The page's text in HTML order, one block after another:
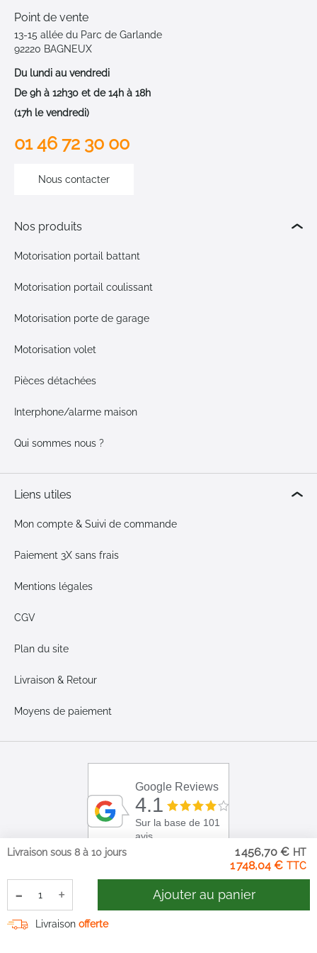
1 748,04 €
1 456,70 €
Livraison sous 8 à 10 jours
- + Ajouter au panier
Livraison offerte
Point de vente
13-15 allée du Parc de Garlande
92220 BAGNEUX
Du lundi au vendredi
De 9h à 12h30 et de 14h à 18h
(17h le vendredi)
01 46 72 30 00
Nous contacter
Nos produits
Motorisation portail battant
Motorisation portail coulissant
Motorisation porte de garage
Motorisation volet
Pièces détachées
Interphone/alarme maison
Qui sommes nous ?
Liens utiles
Mon compte & Suivi de commande
Paiement 3X sans frais
Mentions légales
CGV
Plan du site
Livraison & Retour
Moyens de paiement
Google Reviews
4.1
Sur la base de 101
avis